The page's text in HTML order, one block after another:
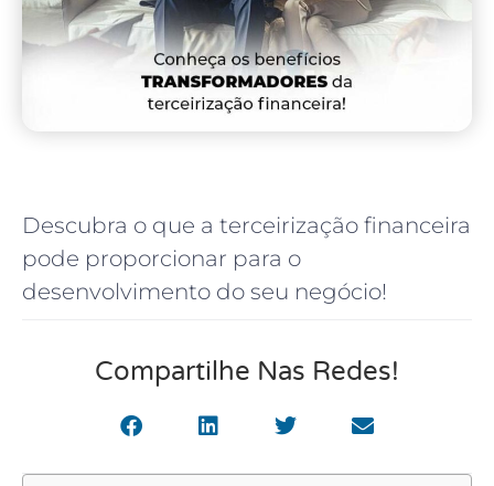
Descubra o que a terceirização financeira
pode proporcionar para o
desenvolvimento do seu negócio!
Compartilhe Nas Redes!